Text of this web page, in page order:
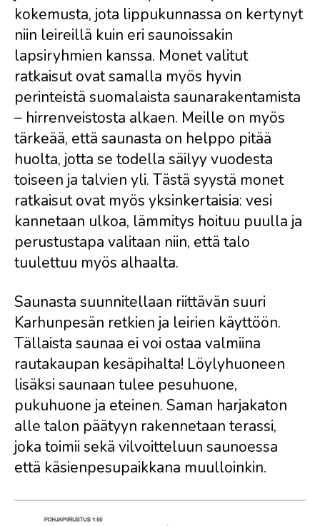
kokemusta, jota lippukunnassa on kertynyt
niin leireillä kuin eri saunoissakin
lapsiryhmien kanssa. Monet valitut
ratkaisut ovat samalla myös hyvin
perinteistä suomalaista saunarakentamista
– hirrenveistosta alkaen. Meille on myös
tärkeää, että saunasta on helppo pitää
huolta, jotta se todella säilyy vuodesta
toiseen ja talvien yli. Tästä syystä monet
ratkaisut ovat myös yksinkertaisia: vesi
kannetaan ulkoa, lämmitys hoituu puulla ja
perustustapa valitaan niin, että talo
tuulettuu myös alhaalta.
Saunasta suunnitellaan riittävän suuri
Karhunpesän retkien ja leirien käyttöön.
Tällaista saunaa ei voi ostaa valmiina
rautakaupan kesäpihalta! Löylyhuoneen
lisäksi saunaan tulee pesuhuone,
pukuhuone ja eteinen. Saman harjakaton
alle talon päätyyn rakennetaan terassi,
joka toimii sekä vilvoitteluun saunoessa
että käsienpesupaikkana muulloinkin.